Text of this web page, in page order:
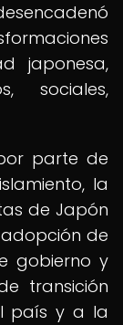
japonesa,
sociales,
parte de
la
de Japón
de
gobierno y
transición
país y a la